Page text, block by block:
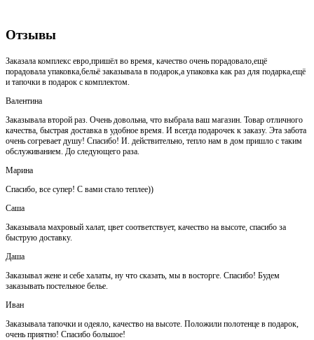
Отзывы
Заказала комплекс евро,пришёл во время, качество очень порадовало,ещё
порадовала упаковка,бельё заказывала в подарок,а упаковка как раз для подарка,ещё
и тапочки в подарок с комплектом.
Валентина
Заказывала второй раз. Очень довольна, что выбрала ваш магазин. Товар отличного
качества, быстрая доставка в удобное время. И всегда подарочек к заказу. Эта забота
очень согревает душу! Спасибо! И. действительно, тепло нам в дом пришло с таким
обслуживанием. До следующего раза.
Марина
Спасибо, все супер! С вами стало теплее))
Саша
Заказывала махровый халат, цвет соответствует, качество на высоте, спасибо за
быструю доставку.
Даша
Заказывал жене и себе халаты, ну что сказать, мы в восторге. Спасибо! Будем
заказывать постельное белье.
Иван
Заказывала тапочки и одеяло, качество на высоте. Положили полотенце в подарок,
очень приятно! Спасибо большое!